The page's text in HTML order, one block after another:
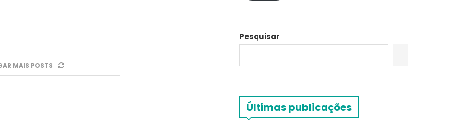
MAIS POSTS
Pesquisar
Últimas publicações